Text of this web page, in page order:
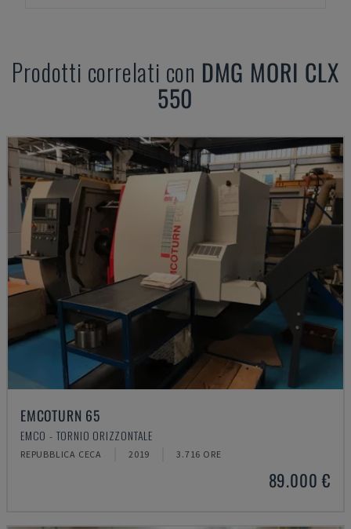
Prodotti correlati con DMG MORI CLX
550
EMCOTURN 65
EMCO - TORNIO ORIZZONTALE
REPUBBLICA CECA 2019 3.716 ORE
89.000 €